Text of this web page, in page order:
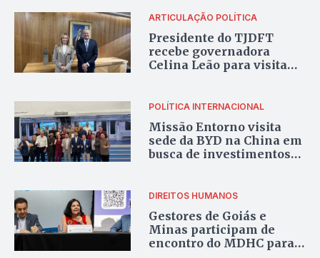
ARTICULAÇÃO POLÍTICA
Presidente do TJDFT
recebe governadora
Celina Leão para visita
POLÍTICA INTERNACIONAL
Missão Entorno visita
sede da BYD na China em
busca de investimentos
DIREITOS HUMANOS
Gestores de Goiás e
Minas participam de
encontro do MDHC para